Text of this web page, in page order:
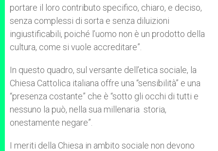
portare il loro contributo specifico, chiaro, e deciso,
senza complessi di sorta e senza diluizioni
ingiustificabili, poiché l’uomo non è un prodotto della
cultura, come si vuole accreditare”.
In questo quadro, sul versante dell’etica sociale, la
Chiesa Cattolica italiana offre una “sensibilità” e una
“presenza costante” che è “sotto gli occhi di tutti e
nessuno la può, nella sua millenaria storia,
onestamente negare”.
I meriti della Chiesa in ambito sociale non devono